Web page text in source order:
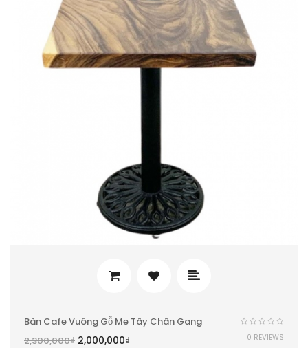
Bàn Cafe Vuông Gỗ Me Tây Chân Gang
2,300,000₫ 2,000,000₫ 0 REVIEWS